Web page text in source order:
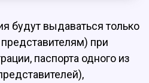
будут выдаваться только
при
паспорта одного из